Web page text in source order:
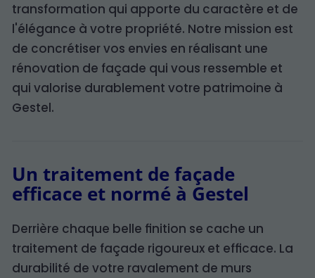
transformation qui apporte du caractère et de
l'élégance à votre propriété. Notre mission est
de concrétiser vos envies en réalisant une
rénovation de façade qui vous ressemble et
qui valorise durablement votre patrimoine à
Gestel.
Un traitement de façade
efficace et normé à Gestel
Derrière chaque belle finition se cache un
traitement de façade rigoureux et efficace. La
durabilité de votre ravalement de murs